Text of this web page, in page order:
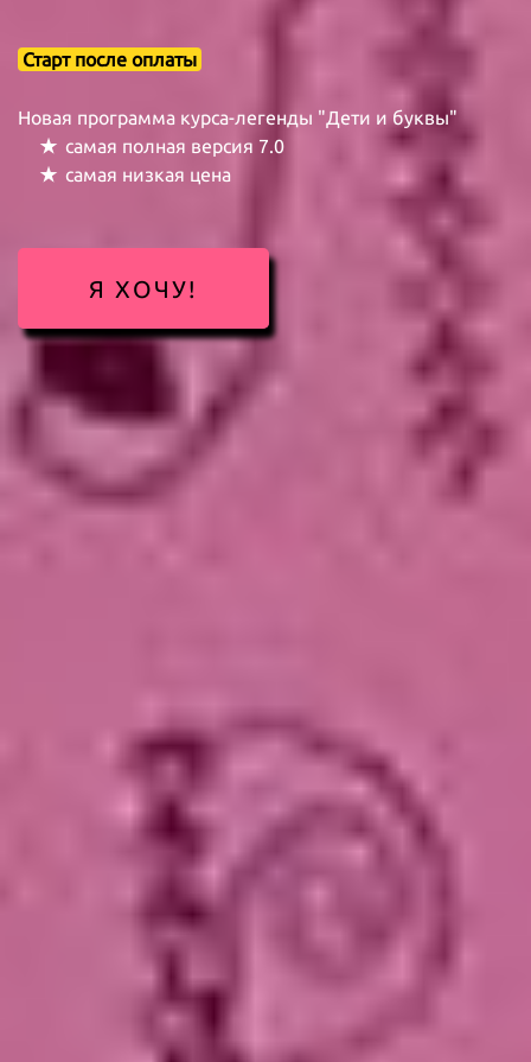
Старт после оплаты
Новая программа курса-легенды "Дети и буквы"
самая полная версия 7.0
самая низкая цена
Я ХОЧУ!